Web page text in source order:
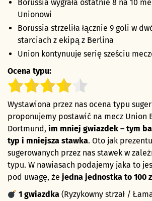
Borussia wygrała ostatnie 8 na 10
Unionowi
Borussia strzeliła łącznie 9 goli w
starciach z ekipą z Berlina
Union kontynuuje serię sześciu
Ocena typu:
Wystawiona przez nas ocena typu
proponujemy postawić na mecz Union
Dortmund, im mniej gwiazdek – tym
typ i mniejsza stawka. Oto jak
sugerowanych przez nas stawek w
typu. W nawiasach podajemy jaka to
pod uwagę, że jedna jednostka to 100
1 gwiazdka (Ryzykowny strzał /